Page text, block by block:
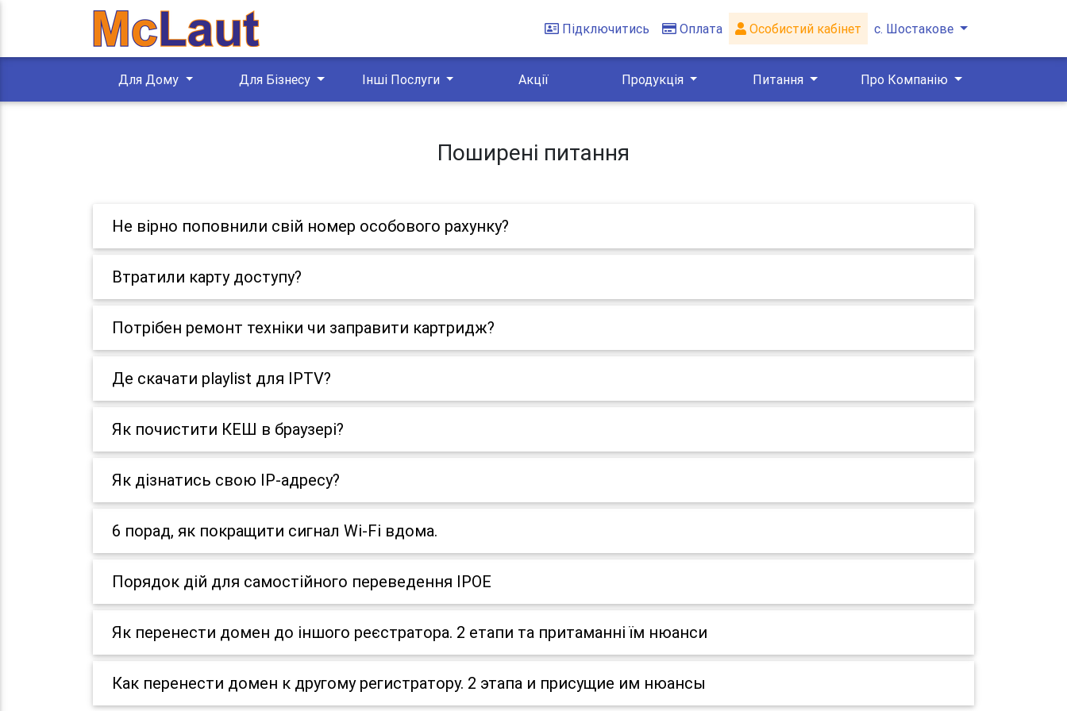
Підключитись Оплата Особистий кабінет с. Шостакове
Для Дому Для Бізнесу Інші Послуги Акції Продукція Питання Про Компанію
Поширені питання
Не вірно поповнили свій номер особового рахунку?
Втратили карту доступу?
Потрібен ремонт техніки чи заправити картридж?
Де скачати playlist для IPTV?
Як почистити КЕШ в браузері?
Як дізнатись свою IP-адресу?
6 порад, як покращити сигнал Wi-Fi вдома.
Порядок дій для самостійного переведення IPOE
Як перенести домен до іншого реєстратора. 2 етапи та притаманні їм нюанси
Как перенести домен к другому регистратору. 2 этапа и присущие им нюансы